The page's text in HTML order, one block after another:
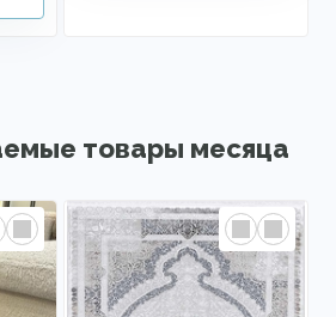
товары месяца